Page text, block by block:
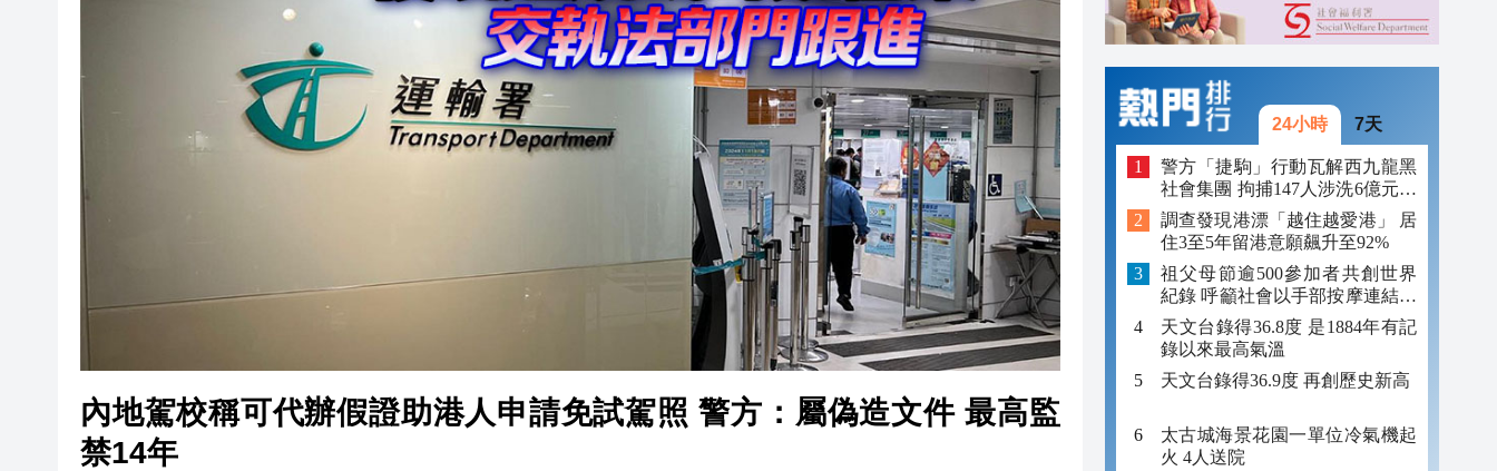
內地駕校稱可代辦假證助港人申請免試駕照 警方：屬偽造文件 最高監
禁14年
24小時 7天
警方「捷駒」行動瓦解西九龍黑
社會集團 拘捕147人涉洗6億元黑
錢
調查發現港漂「越住越愛港」 居
住3至5年留港意願飆升至92%
祖父母節逾500參加者共創世界
紀錄 呼籲社會以手部按摩連結長
者
天文台錄得36.8度 是1884年有記
錄以來最高氣溫
天文台錄得36.9度 再創歷史新高
太古城海景花園一單位冷氣機起
火 4人送院